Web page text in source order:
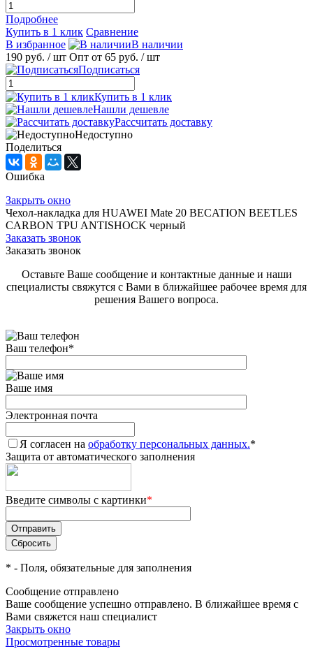
Подробнее
Купить в 1 клик Сравнение
В избранное
В наличии
190 руб. / шт Опт от 65 руб. / шт
Подписаться
Купить в 1 клик
Нашли дешевле
Рассчитать доставку
Недоступно
Поделиться
Ошибка
Закрыть окно
Чехол-накладка для HUAWEI Mate 20 BECATION BEETLES
CARBON TPU ANTISHOCK черный
Заказать звонок
Заказать звонок
Оставьте Ваше сообщение и контактные данные и наши
специалисты свяжутся с Вами в ближайшее рабочее время для
решения Вашего вопроса.
Ваш телефон*
Ваше имя
Электронная почта
Я согласен на обработку персональных данных.*
Защита от автоматического заполнения
Введите символы с картинки*
* - Поля, обязательные для заполнения
Сообщение отправлено
Ваше сообщение успешно отправлено. В ближайшее время с
Вами свяжется наш специалист
Закрыть окно
Просмотренные товары